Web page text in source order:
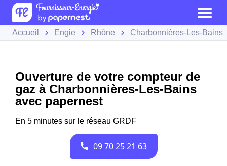
Accueil Engie Rhône Charbonnières-Les-Bains